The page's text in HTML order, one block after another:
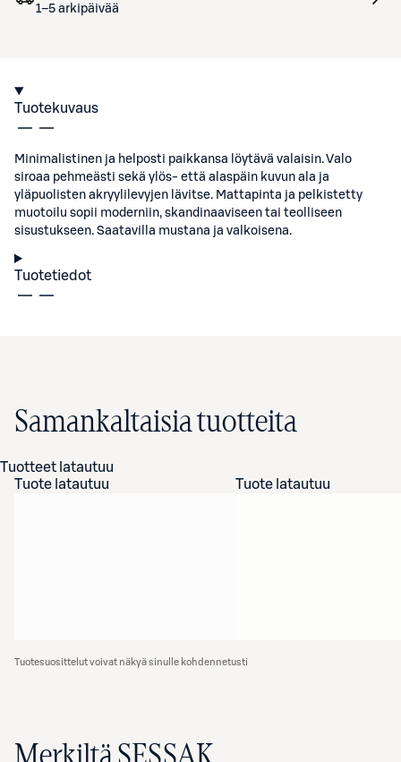
1–5 arkipäivää
Tuotekuvaus
Minimalistinen ja helposti paikkansa löytävä valaisin. Valo
siroaa pehmeästi sekä ylös- että alaspäin kuvun ala ja
yläpuolisten akryylilevyjen lävitse. Mattapinta ja pelkistetty
muotoilu sopii moderniin, skandinaaviseen tai teolliseen
sisustukseen. Saatavilla mustana ja valkoisena.
Tuotetiedot
Samankaltaisia tuotteita
Tuotteet latautuu
Tuote latautuu
Tuote latautuu
Tuotesuosittelut voivat näkyä sinulle kohdennetusti